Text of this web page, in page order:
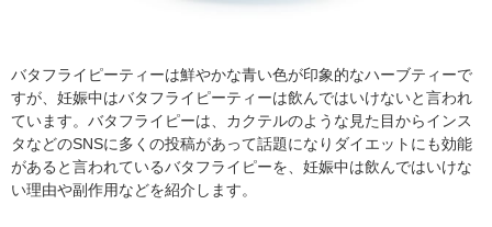
バタフライピーティーは鮮やかな青い色が印象的なハーブティーで
すが、妊娠中はバタフライピーティーは飲んではいけないと言われ
ています。バタフライピーは、カクテルのような見た目からインス
タなどのSNSに多くの投稿があって話題になりダイエットにも効能
があると言われているバタフライピーを、妊娠中は飲んではいけな
い理由や副作用などを紹介します。